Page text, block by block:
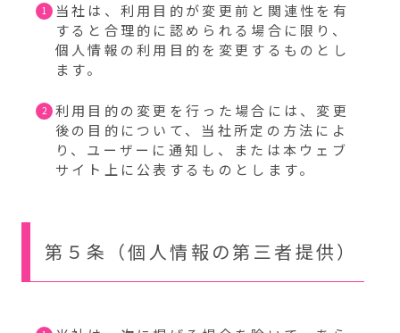
当社は、利用目的が変更前と関連性を有
すると合理的に認められる場合に限り、
個人情報の利用目的を変更するものとし
ます。
利用目的の変更を行った場合には、変更
後の目的について、当社所定の方法によ
り、ユーザーに通知し、または本ウェブ
サイト上に公表するものとします。
第５条（個人情報の第三者提供）